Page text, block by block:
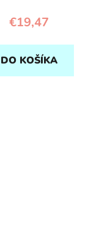
€19,47
DO KOŠÍKA